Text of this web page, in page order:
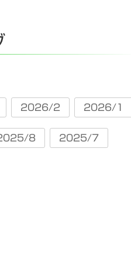
2026/2 2026/1
8 2025/7